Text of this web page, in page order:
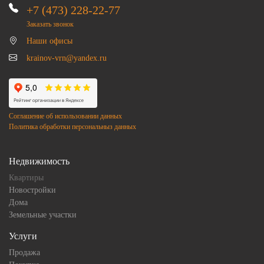
+7 (473) 228-22-77
Заказать звонок
Наши офисы
krainov-vrn@yandex.ru
Соглашение об использовании данных
Политика обработки персональныз данных
Недвижимость
Квартиры
Новостройки
Дома
Земельные участки
Услуги
Продажа